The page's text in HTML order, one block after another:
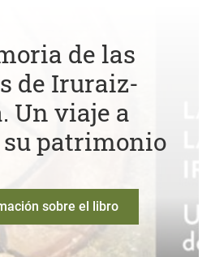
de las
de Iruraiz-
Un viaje a
patrimonio
sobre el libro